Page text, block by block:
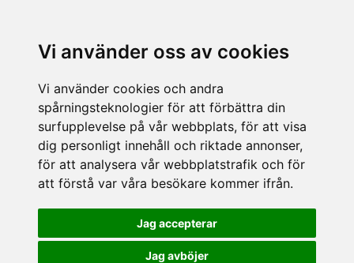
Vi använder oss av cookies
Vi använder cookies och andra
spårningsteknologier för att förbättra din
surfupplevelse på vår webbplats, för att visa
dig personligt innehåll och riktade annonser,
för att analysera vår webbplatstrafik och för
att förstå var våra besökare kommer ifrån.
Jag accepterar
Jag avböjer